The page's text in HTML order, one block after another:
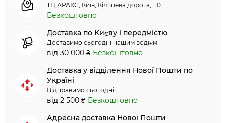
ТЦ АРАКС, Київ, Кільцева дорога, 110
Безкоштовно
Доставка по Києву і передмістю
Доставимо сьогодні нашим водієм
від 30 000 ₴ Безкоштовно
Доставка у відділення Нової Пошти по
Україні
Відправимо сьогодні
від 2 500 ₴ Безкоштовно
Адресна доставка Нової Пошти